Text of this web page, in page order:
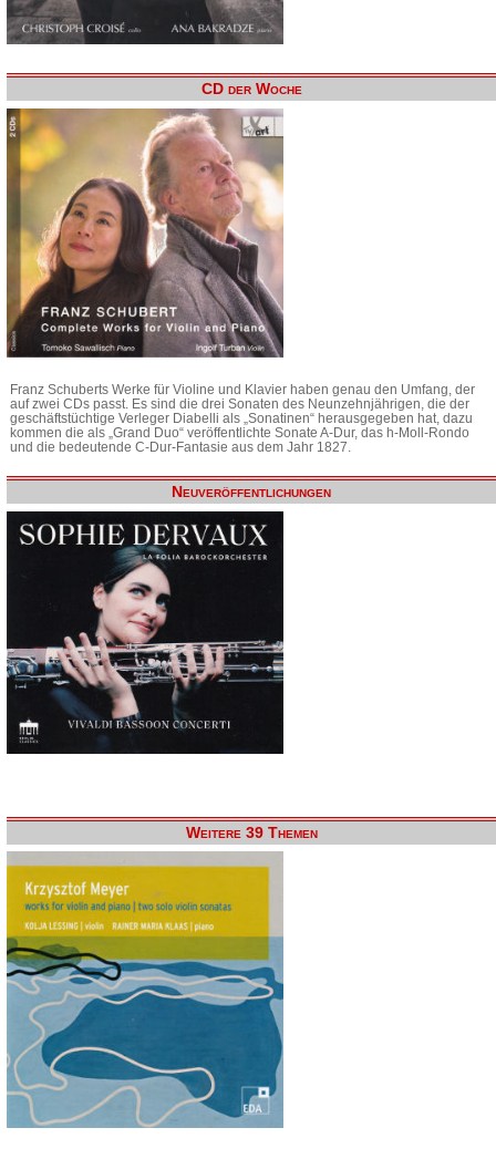
CD der Woche
Franz Schuberts Werke für Violine und Klavier haben genau den Umfang, der
auf zwei CDs passt. Es sind die drei Sonaten des Neunzehnjährigen, die der
geschäftstüchtige Verleger Diabelli als „Sonatinen“ herausgegeben hat, dazu
kommen die als „Grand Duo“ veröffentlichte Sonate A-Dur, das h-Moll-Rondo
und die bedeutende C-Dur-Fantasie aus dem Jahr 1827.
Neuveröffentlichungen
Weitere 39 Themen